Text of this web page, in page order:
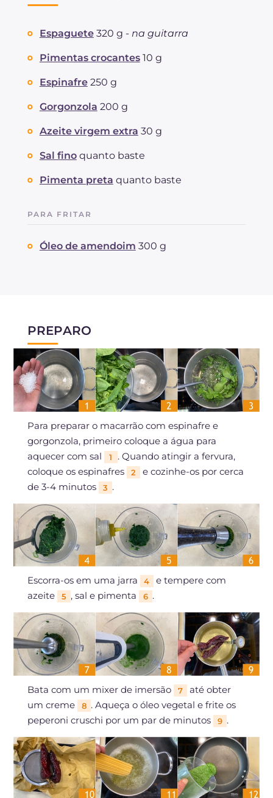
Espaguete 320 g - na guitarra
Pimentas crocantes 10 g
Espinafre 250 g
Gorgonzola 200 g
Azeite virgem extra 30 g
Sal fino quanto baste
Pimenta preta quanto baste
PARA FRITAR
Óleo de amendoim 300 g
PREPARO
Para preparar o macarrão com espinafre e
gorgonzola, primeiro coloque a água para
aquecer com sal
1
. Quando atingir a fervura,
coloque os espinafres
2
e cozinhe-os por cerca
de 3-4 minutos
3 .
Escorra-os em uma jarra 4
e tempere com
azeite
5 , sal e pimenta 6 .
Bata com um mixer de imersão 7
até obter
um creme
8 . Aqueça o óleo vegetal e frite os
peperoni cruschi por um par de minutos
9 .